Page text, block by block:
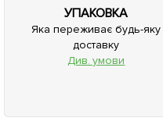
УПАКОВКА
Яка переживає будь-яку
доставку
Див. умови